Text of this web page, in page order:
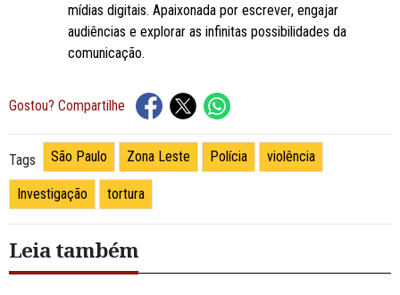
mídias digitais. Apaixonada por escrever, engajar
audiências e explorar as infinitas possibilidades da
comunicação.
Gostou? Compartilhe
Tags São Paulo Zona Leste Polícia violência
Investigação tortura
Leia também